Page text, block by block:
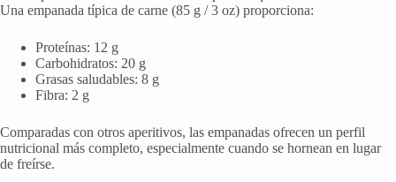
Una empanada típica de carne (85 g / 3 oz) proporciona:
Proteínas: 12 g
Carbohidratos: 20 g
Grasas saludables: 8 g
Fibra: 2 g
Comparadas con otros aperitivos, las empanadas ofrecen un perfil
nutricional más completo, especialmente cuando se hornean en lugar
de freírse.